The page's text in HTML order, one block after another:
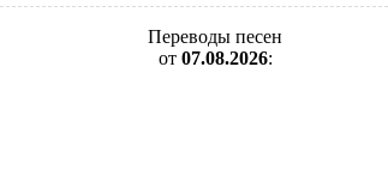
Переводы песен
от 07.08.2026: